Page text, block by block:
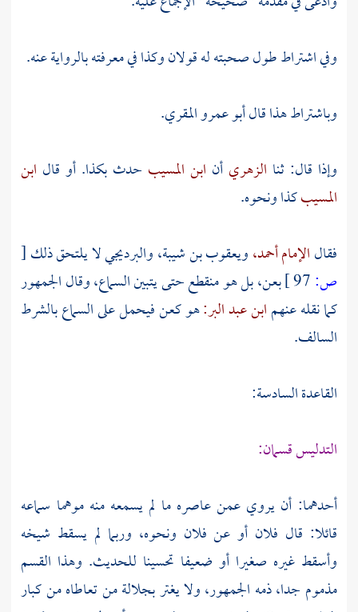
وفي اشتراط طول صحبته له قولان وكذا في معرفته بالرواية عنه.
وباشتراط هذا قالأبو عمرو المقري.
وإذا قال: ثنا الزهريأن ابن المسيب حدث بكذا. أو قال ابن
المسيبكذا ونحوه.
فقالالإمام أحمد،ويعقوب بن شيبة،والبرديجيلا يلتحق ذلك[
ص:
بعن، بل هو منقطع حتى يتبين السماع، وقال الجمهور
كما نقله عنهمابن عبد البر:هو كعن فيحمل على السماع بالشرط
السالف.
القاعدة السادسة:
التدليس قسمان:
أحدهما: أن يروي عمن عاصره ما لم يسمعه منه موهما سماعه
قائلا: قال فلان أو عن فلان ونحوه، وربما لم يسقط شيخه
وأسقط غيره صغيرا أو ضعيفا تحسينا للحديث. وهذا القسم
مذموم جدا، ذمه الجمهور، ولا يغتر بجلالة من تعاطاه من كبار